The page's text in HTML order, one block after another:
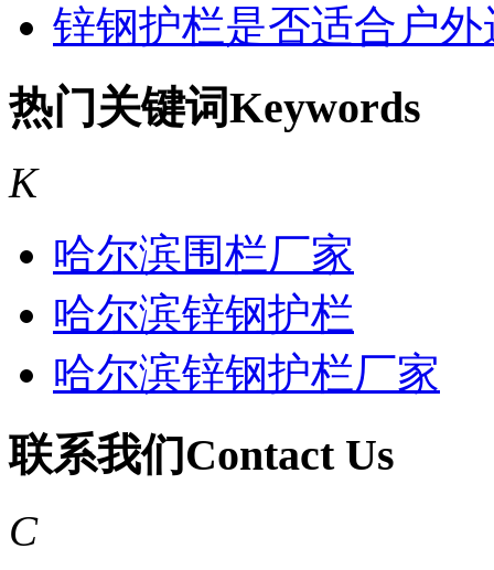
锌钢护栏是否适合户外
热门关键词Keywords
K
哈尔滨围栏厂家
哈尔滨锌钢护栏
哈尔滨锌钢护栏厂家
联系我们 Contact Us
C